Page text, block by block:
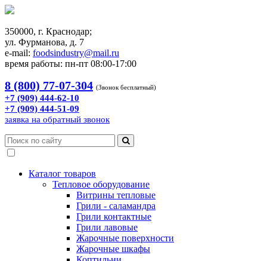
350000, г. Краснодар;
ул. Фурманова, д. 7
e-mail: foodsindustry@mail.ru
время работы: пн-пт 08:00-17:00
8 (800) 77-07-304 (Звонок бесплатный)
+7 (909) 444-62-10
+7 (909) 444-51-09
заявка на обратный звонок
Каталог товаров
Тепловое оборудование
Витрины тепловые
Грили - саламандра
Грили контактные
Грили лавовые
Жарочные поверхности
Жарочные шкафы